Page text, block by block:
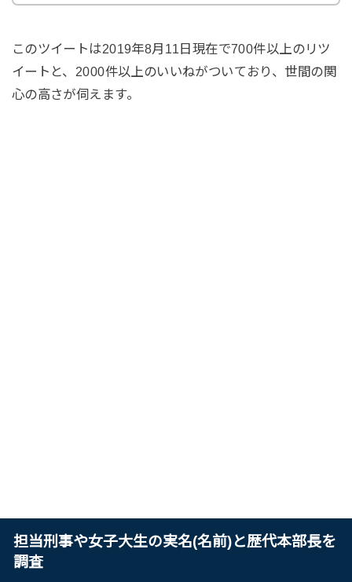
このツイートは2019年8月11日現在で700件以上のリツ
イートと、2000件以上のいいねがついており、世間の関
心の高さが伺えます。
担当刑事や女子大生の実名(名前)と歴代本部長を
調査